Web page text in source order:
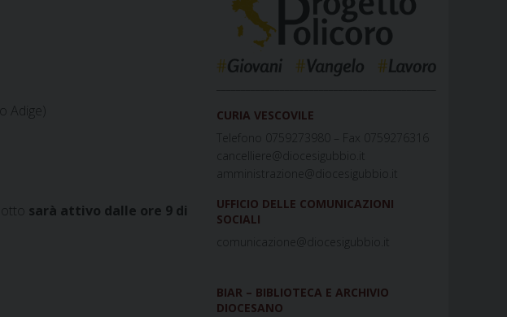
sarà attivo dalle ore 9 di
CURIA VESCOVILE
Telefono 0759273980 – Fax 0759276316
cancelliere@diocesigubbio.it
amministrazione@diocesigubbio.it
UFFICIO DELLE COMUNICAZIONI
SOCIALI
comunicazione@diocesigubbio.it
BIAR – BIBLIOTECA E ARCHIVIO
DIOCESANO